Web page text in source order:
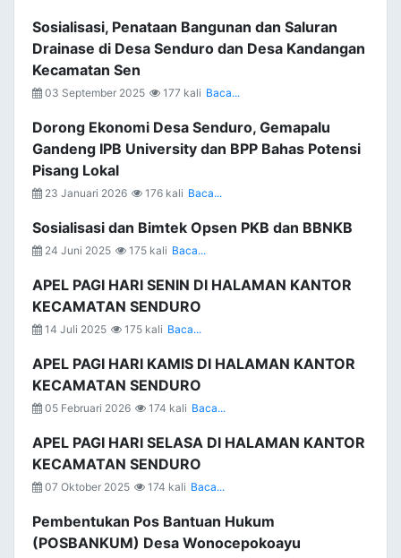
Sosialisasi, Penataan Bangunan dan Saluran
Drainase di Desa Senduro dan Desa Kandangan
Kecamatan Sen
03 September 2025 177 kali Baca...
Dorong Ekonomi Desa Senduro, Gemapalu
Gandeng IPB University dan BPP Bahas Potensi
Pisang Lokal
23 Januari 2026 176 kali Baca...
Sosialisasi dan Bimtek Opsen PKB dan BBNKB
24 Juni 2025 175 kali Baca...
APEL PAGI HARI SENIN DI HALAMAN KANTOR
KECAMATAN SENDURO
14 Juli 2025 175 kali Baca...
APEL PAGI HARI KAMIS DI HALAMAN KANTOR
KECAMATAN SENDURO
05 Februari 2026 174 kali Baca...
APEL PAGI HARI SELASA DI HALAMAN KANTOR
KECAMATAN SENDURO
07 Oktober 2025 174 kali Baca...
Pembentukan Pos Bantuan Hukum
(POSBANKUM) Desa Wonocepokoayu